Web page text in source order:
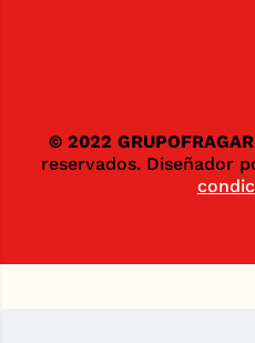
© 2022
reservados. Diseñador